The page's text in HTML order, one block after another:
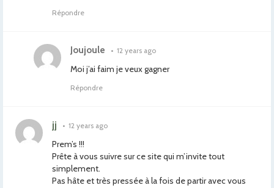
Répondre
Joujoule • 12 years ago
Moi j’ai faim je veux gagner
Répondre
jj • 12 years ago
Prem’s !!!
Prête à vous suivre sur ce site qui m’invite tout
simplement.
Pas hâte et très pressée à la fois de partir avec vous